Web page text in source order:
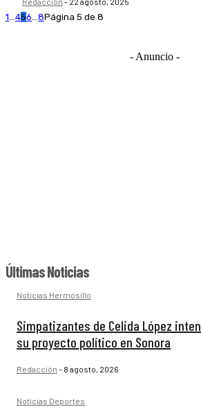
1...456...8Página 5 de 8
- Anuncio -
Últimas Noticias
Noticias Hermosillo
Simpatizantes de Celida López
su proyecto político en Sonora
Redacción - 8 agosto, 2026
Noticias Deportes